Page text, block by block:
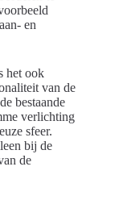
en
het ook
van de
bestaande
verlichting
sfeer.
bij de
de